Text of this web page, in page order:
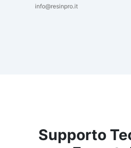
info@resinpro.it
Supporto